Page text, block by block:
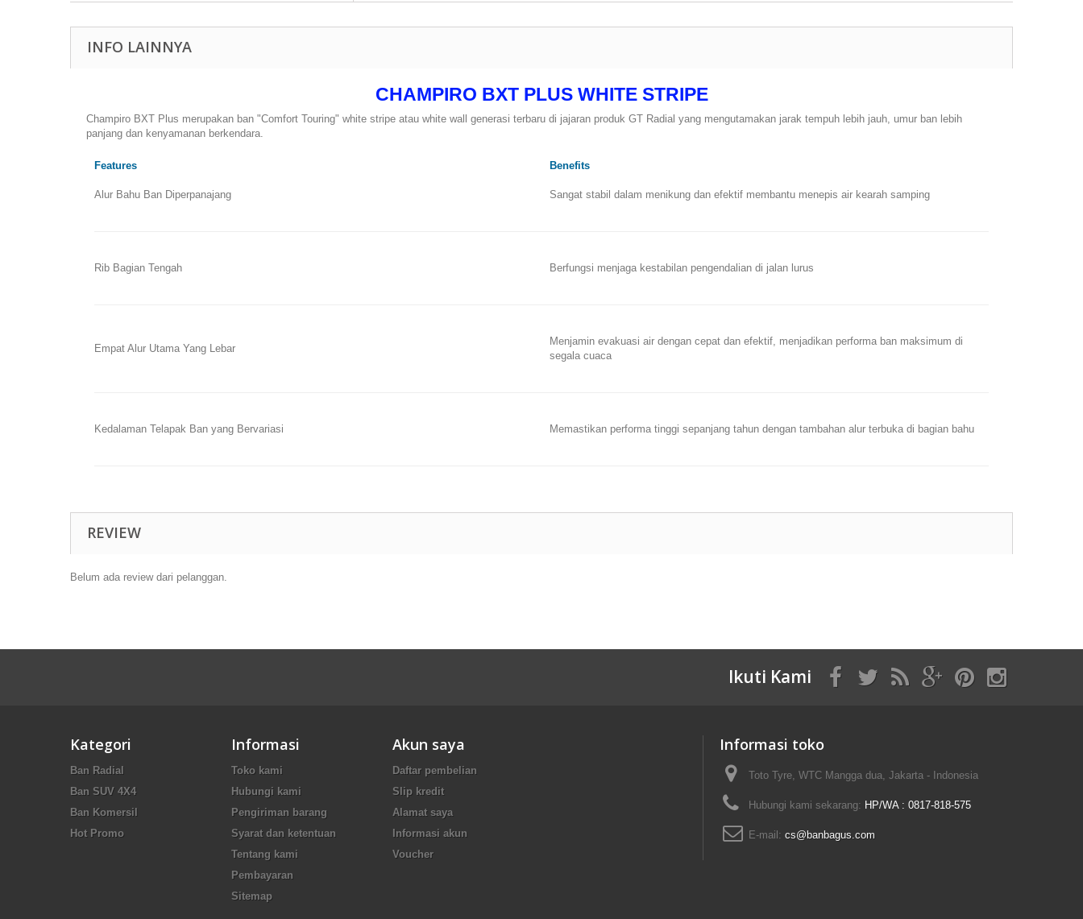
INFO LAINNYA
CHAMPIRO BXT PLUS WHITE STRIPE
Champiro BXT Plus merupakan ban "Comfort Touring" white stripe atau white wall generasi terbaru di jajaran produk GT Radial yang mengutamakan jarak tempuh lebih jauh, umur ban lebih
panjang dan kenyamanan berkendara.
Features Benefits
Alur Bahu Ban Diperpanajang Sangat stabil dalam menikung dan efektif membantu menepis air kearah samping
Rib Bagian Tengah Berfungsi menjaga kestabilan pengendalian di jalan lurus
Empat Alur Utama Yang Lebar
Menjamin evakuasi air dengan cepat dan efektif, menjadikan performa ban maksimum di
segala cuaca
Kedalaman Telapak Ban yang Bervariasi Memastikan performa tinggi sepanjang tahun dengan tambahan alur terbuka di bagian bahu
REVIEW
Belum ada review dari pelanggan.
Ikuti Kami
Kategori
Ban Radial
Ban SUV 4X4
Ban Komersil
Hot Promo
Informasi
Toko kami
Hubungi kami
Pengiriman barang
Syarat dan ketentuan
Tentang kami
Pembayaran
Sitemap
Akun saya
Daftar pembelian
Slip kredit
Alamat saya
Informasi akun
Voucher
Informasi toko
Toto Tyre, WTC Mangga dua, Jakarta - Indonesia
Hubungi kami sekarang: HP/WA : 0817-818-575
E-mail: cs@banbagus.com